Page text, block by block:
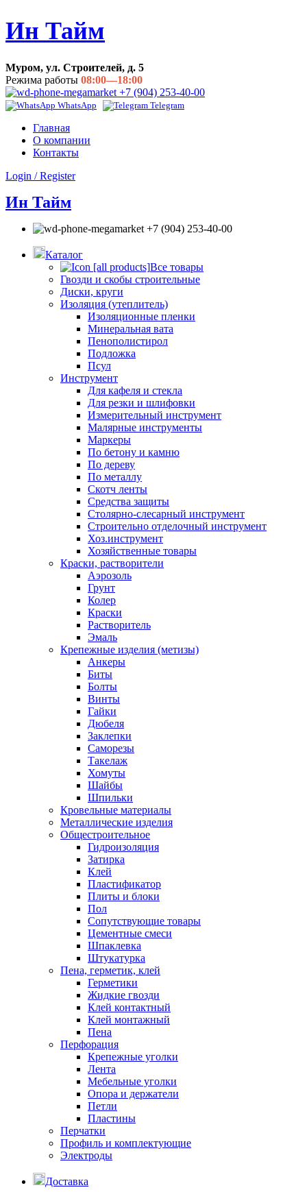
Ин Тайм
Муром, ул. Строителей, д. 5
Режима работы 08:00—18:00
+7 (904) 253-40-00
WhatsApp Telegram
Главная
О компании
Контакты
Login / Register
Ин Тайм
+7 (904) 253-40-00
Каталог
Все товары
Гвозди и скобы строительные
Диски, круги
Изоляция (утеплитель)
Изоляционные пленки
Минеральная вата
Пенополистирол
Подложка
Псул
Инструмент
Для кафеля и стекла
Для резки и шлифовки
Измерительный инструмент
Малярные инструменты
Маркеры
По бетону и камню
По дереву
По металлу
Скотч ленты
Средства защиты
Столярно-слесарный инструмент
Строительно отделочный инструмент
Хоз.инструмент
Хозяйственные товары
Краски, растворители
Аэрозоль
Грунт
Колер
Краски
Растворитель
Эмаль
Крепежные изделия (метизы)
Анкеры
Биты
Болты
Винты
Гайки
Дюбеля
Заклепки
Саморезы
Такелаж
Хомуты
Шайбы
Шпильки
Кровельные материалы
Металлические изделия
Общестроительное
Гидроизоляция
Затирка
Клей
Пластификатор
Плиты и блоки
Пол
Сопутствующие товары
Цементные смеси
Шпаклевка
Штукатурка
Пена, герметик, клей
Герметики
Жидкие гвозди
Клей контактный
Клей монтажный
Пена
Перфорация
Крепежные уголки
Лента
Мебельные уголки
Опора и держатели
Петли
Пластины
Перчатки
Профиль и комплектующие
Электроды
Доставка